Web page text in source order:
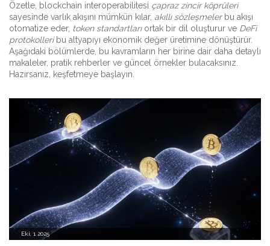
Özetle, blockchain interoperabilitesi çapraz zincir köprüleri
sayesinde varlık akışını mümkün kılar, akıllı sözleşmelerbu akışı
otomatize eder, token standartlarıortak bir dil oluşturur ve DeFi
protokolleribu altyapıyı ekonomik değer üretimine dönüştürür.
Aşağıdaki bölümlerde, bu kavramların her birine dair daha detaylı
makaleler, pratik rehberler ve güncel örnekler bulacaksınız.
Hazırsanız, keşfetmeye başlayın.
Eki, 1 2025